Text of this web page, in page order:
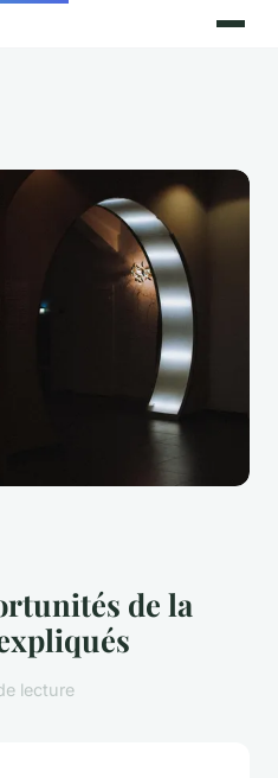
de la
lecture